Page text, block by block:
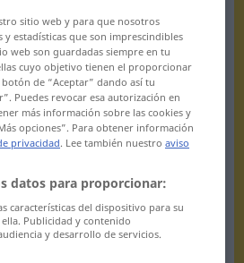
sitio web y para que nosotros
estadísticas que son imprescindibles
web son guardadas siempre en tu
cuyo objetivo tienen el proporcionar
de “Aceptar” dando así tu
Puedes revocar esa autorización en
más información sobre las cookies y
opciones”. Para obtener información
privacidad. Lee también nuestro aviso
datos para proporcionar:
características del dispositivo para su
Publicidad y contenido
y desarrollo de servicios.